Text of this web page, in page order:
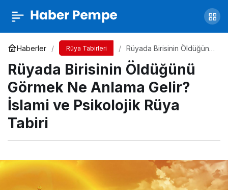
Haberler Rüya Tabirleri
Rüyada Birisinin Öldüğünü
İslami ve Psikolojik Rüya
Tabiri
Rüyada Birisinin Öldüğünü
Görmek Ne Anlama Gelir?
İslami ve Psikolojik Rüya
Tabiri
Rüyada Nohut Görmek Ne Anlama Gelir?
İslami ve Psikolojik Rüya Tabiri
Paylaş